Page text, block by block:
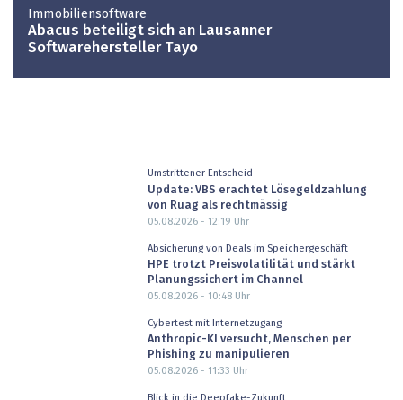
Immobiliensoftware
Abacus beteiligt sich an Lausanner
Softwarehersteller Tayo
Umstrittener Entscheid
Update: VBS erachtet Lösegeldzahlung
von Ruag als rechtmässig
05.08.2026 - 12:19 Uhr
Absicherung von Deals im Speichergeschäft
HPE trotzt Preisvolatilität und stärkt
Planungssichert im Channel
05.08.2026 - 10:48Uhr
Cybertest mit Internetzugang
Anthropic-KI versucht, Menschen per
Phishing zu manipulieren
05.08.2026 - 11:33 Uhr
Blick in die Deepfake-Zukunft